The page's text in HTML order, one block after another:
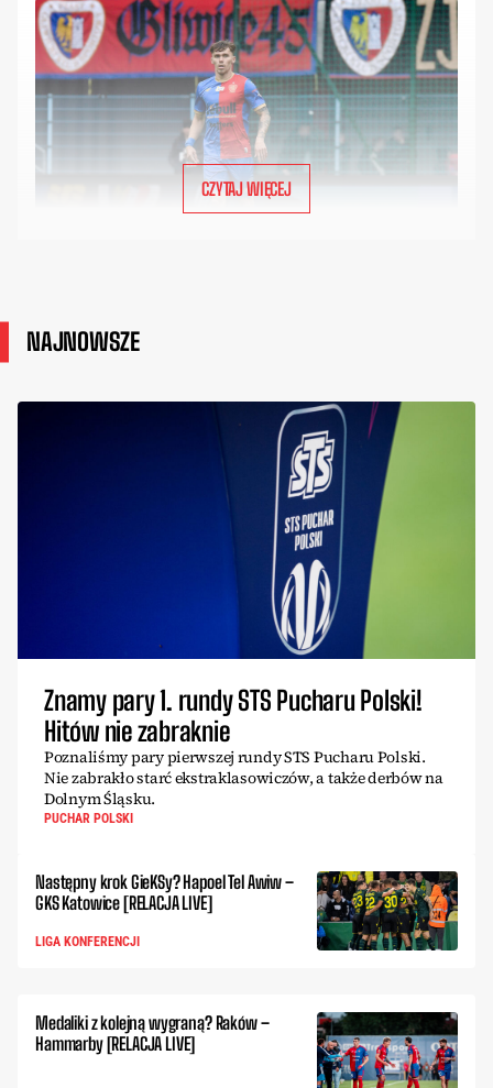
CZYTAJ WIĘCEJ
NAJNOWSZE
Znamy pary 1. rundy STS Pucharu Polski!
Hitów nie zabraknie
Poznaliśmy pary pierwszej rundy STS Pucharu Polski.
Nie zabrakło starć ekstraklasowiczów, a także derbów na
Dolnym Śląsku.
PUCHAR POLSKI
Następny krok GieKSy? Hapoel Tel Awiw –
GKS Katowice [RELACJA LIVE]
LIGA KONFERENCJI
Medaliki z kolejną wygraną? Raków –
Hammarby [RELACJA LIVE]